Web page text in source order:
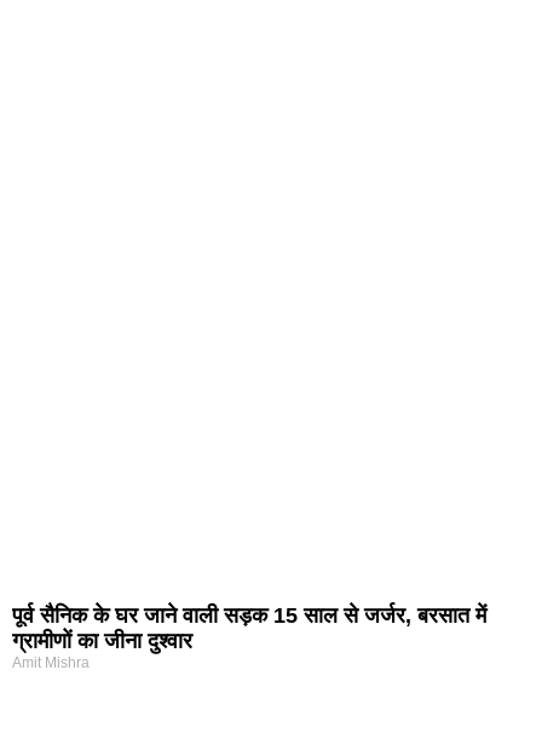
पूर्व सैनिक के घर जाने वाली सड़क 15 साल से जर्जर, बरसात में
ग्रामीणों का जीना दुश्वार
Amit Mishra